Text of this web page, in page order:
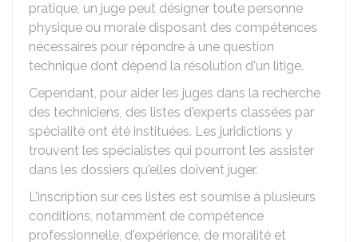
pratique, un juge peut désigner toute personne
physique ou morale disposant des compétences
nécessaires pour répondre à une question
technique dont dépend la résolution d'un litige.
Cependant, pour aider les juges dans la recherche
des techniciens, des listes d'experts classées par
spécialité ont été instituées. Les juridictions y
trouvent les spécialistes qui pourront les assister
dans les dossiers qu'elles doivent juger.
L'inscription sur ces listes est soumise à plusieurs
conditions, notamment de compétence
professionnelle, d'expérience, de moralité et